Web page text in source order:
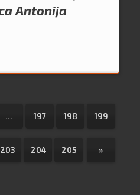
Antonija
... 197 198 199
203 204 205 »